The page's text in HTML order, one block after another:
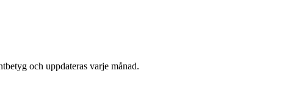
och uppdateras varje månad.